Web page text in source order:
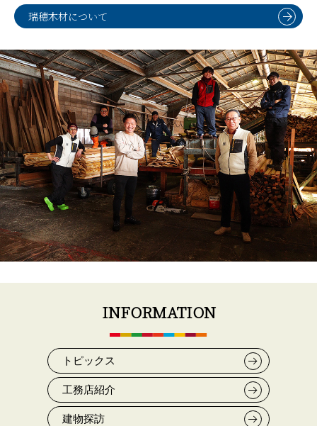
瑞穂木材について
INFORMATION
トピックス
工務店紹介
建物探訪